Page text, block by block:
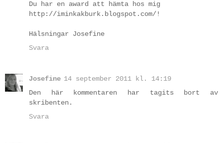
Du har en award att hämta hos mig
http://iminkakburk.blogspot.com/!
Hälsningar Josefine
Svara
Josefine 14 september 2011 kl. 14:19
Den här kommentaren har tagits bort av
skribenten.
Svara